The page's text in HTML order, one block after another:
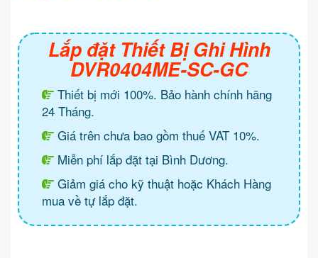
Lắp đặt Thiết Bị Ghi Hình
DVR0404ME-SC-GC
Thiết bị mới 100%. Bảo hành chính hãng
24 Tháng.
Giá trên chưa bao gồm thuế VAT 10%.
Miễn phí lắp đặt tại Bình Dương.
Giảm giá cho kỹ thuật hoặc Khách Hàng
mua về tự lắp đặt.